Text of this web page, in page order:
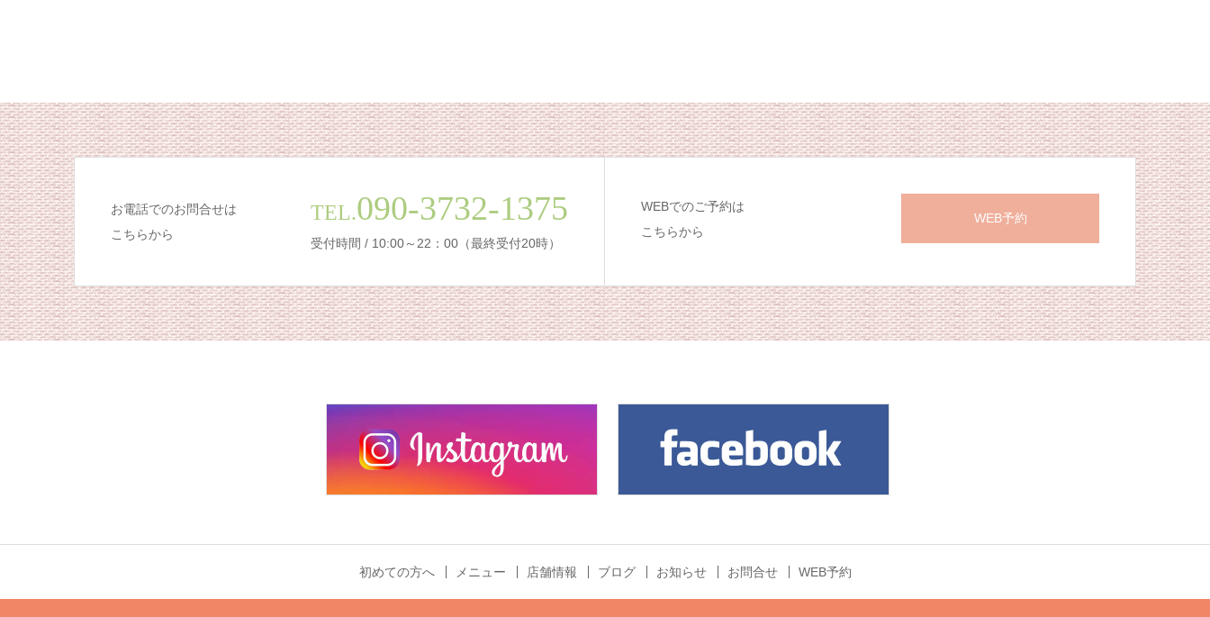
お電話でのお問合せは
こちらから
TEL.090-3732-1375
受付時間 / 10:00～22：00（最終受付20時）
WEBでのご予約は
こちらから
WEB予約
初めての方へ メニュー 店舗情報 ブログ お知らせ お問合せ WEB予約